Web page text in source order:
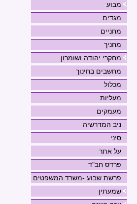
מבוע
מגדים
מחניים
מחניך
מחקרי יהודה ושומרון
מחשבים בחינוך
מכלול
מעליות
מעמקים
ניב המדרשיה
סיני
על אתר
פרדס חב"ד
פרשת שבוע -משרד המשפטים
שמעתין